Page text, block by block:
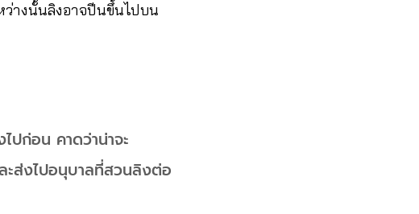
ว่างนั้นลิงอาจปีนขึ้นไปบน
ปก่อน คาดว่าน่าจะ
ะส่งไปอนุบาลที่สวนลิงต่อ